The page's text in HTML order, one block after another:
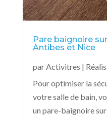
Pare baignoire
Antibes et Nice
parActivitres |
Pour optimiser la
votre salle de bain,
un pare-baignoire sur